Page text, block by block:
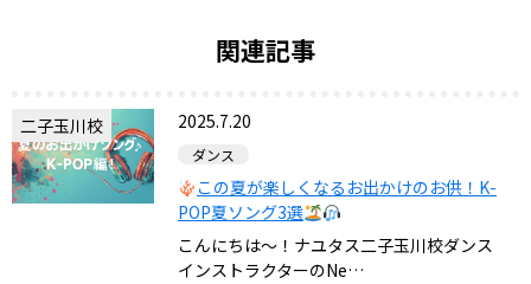
関連記事
二子玉川校 2025.7.20
ダンス
この夏が楽しくなるお出かけのお供！K-
POP夏ソング3選
こんにちは〜！ナユタス二子玉川校ダンス
インストラクターのNe…